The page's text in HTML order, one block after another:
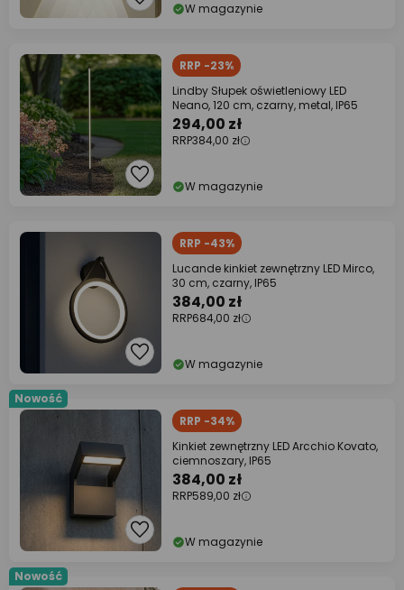
W magazynie
RRP -23%
Lindby Słupek oświetleniowy LED
Neano, 120 cm, czarny, metal, IP65
294,00 zł
RRP384,00 zł
W magazynie
RRP -43%
Lucande kinkiet zewnętrzny LED Mirco,
30 cm, czarny, IP65
384,00 zł
RRP684,00 zł
W magazynie
Nowość
RRP -34%
Kinkiet zewnętrzny LED Arcchio Kovato,
ciemnoszary, IP65
384,00 zł
RRP589,00 zł
W magazynie
Nowość